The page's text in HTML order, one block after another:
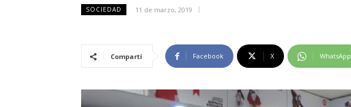
SOCIEDAD 11 de marzo, 2019
Compartí Facebook X WhatsApp